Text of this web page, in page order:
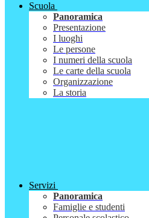
Scuola
Panoramica
Presentazione
I luoghi
Le persone
I numeri della scuola
Le carte della scuola
Organizzazione
La storia
Servizi
Panoramica
Famiglie e studenti